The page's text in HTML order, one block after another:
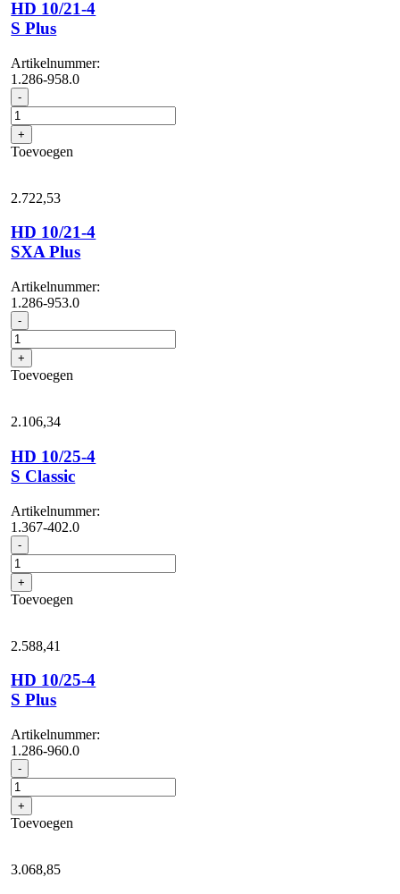
HD 10/21-4
S Plus
Artikelnummer:
1.286-958.0
- HD
10/21-
4
S
Plus
+
Toevoegen
2.722,53
HD 10/21-4
SXA Plus
Artikelnummer:
1.286-953.0
- HD
10/21-
4
SXA
Plus
+
Toevoegen
2.106,34
HD 10/25-4
S Classic
Artikelnummer:
1.367-402.0
- HD
10/25-
4
S
Classic
+
Toevoegen
2.588,41
HD 10/25-4
S Plus
Artikelnummer:
1.286-960.0
- HD
10/25-
4
S
Plus
+
Toevoegen
3.068,85